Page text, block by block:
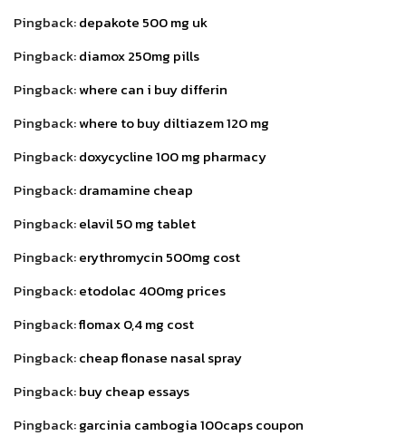
Pingback:depakote 500 mg uk
Pingback:diamox 250mg pills
Pingback:where can i buy differin
Pingback:where to buy diltiazem 120 mg
Pingback:doxycycline 100 mg pharmacy
Pingback:dramamine cheap
Pingback:elavil 50 mg tablet
Pingback:erythromycin 500mg cost
Pingback:etodolac 400mg prices
Pingback:flomax 0,4 mg cost
Pingback:cheap flonase nasal spray
Pingback:buy cheap essays
Pingback:garcinia cambogia 100caps coupon